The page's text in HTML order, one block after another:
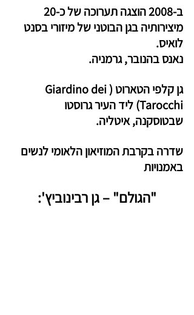
מיצירותיה בגן הבוטני של מיזורי בסנט
לואיס.
נאנס בהנובר, גרמניה.
גן קלפי הטארוט (Giardino dei
Tarocchi) ליד העיר גרוסטו
שבטוסקנה, איטליה.
שדרה בקרבת המוזיאון הלאומי לנשים
באמנויות
"הגולם" – גן רבינוביץ':